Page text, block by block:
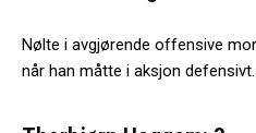
Nølte i avgjørende offensive
når han måtte i aksjon defensivt.